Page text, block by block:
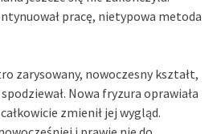
pracę, nietypowa metoda
zarysowany, nowoczesny kształt,
Nowa fryzura oprawiała
zmienił jej wygląd.